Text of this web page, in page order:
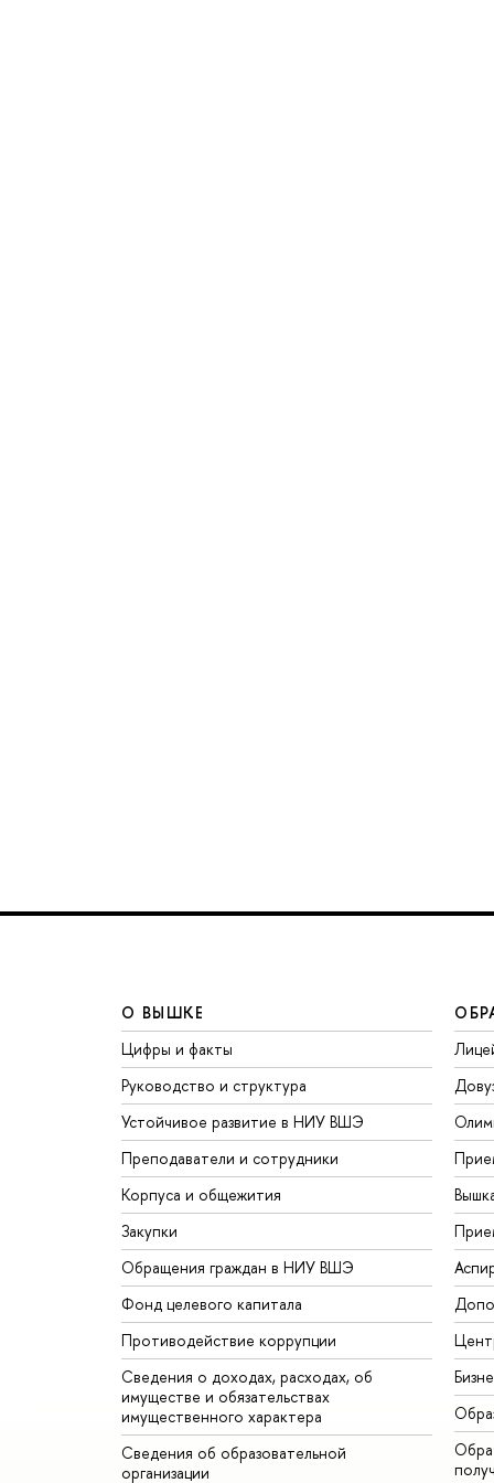
О ВЫШКЕ
Цифры и факты
Руководство и структура
Устойчивое развитие в НИУ ВШЭ
Преподаватели и сотрудники
Корпуса и общежития
Закупки
Обращения граждан в НИУ ВШЭ
Фонд целевого капитала
Противодействие коррупции
Сведения о доходах, расходах, об
имуществе и обязательствах
имущественного характера
Сведения об образовательной
организации